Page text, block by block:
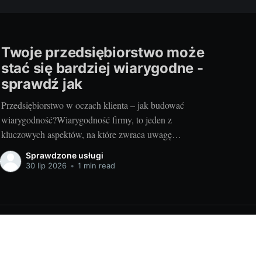
Twoje przedsiębiorstwo może
stać się bardziej wiarygodne -
sprawdź jak
Przedsiębiorstwo w oczach klienta – jak budować
wiarygodność?Wiarygodność firmy, to jeden z
kluczowych aspektów, na które zwraca uwagę
potencjalny klient. Decyzje zakupowe stają się coraz
częściej świadome, więc klient szuka informacji o firmie,
podmiot, z którym
Sprawdzone usługi
30 lip 2026 • 1 min read